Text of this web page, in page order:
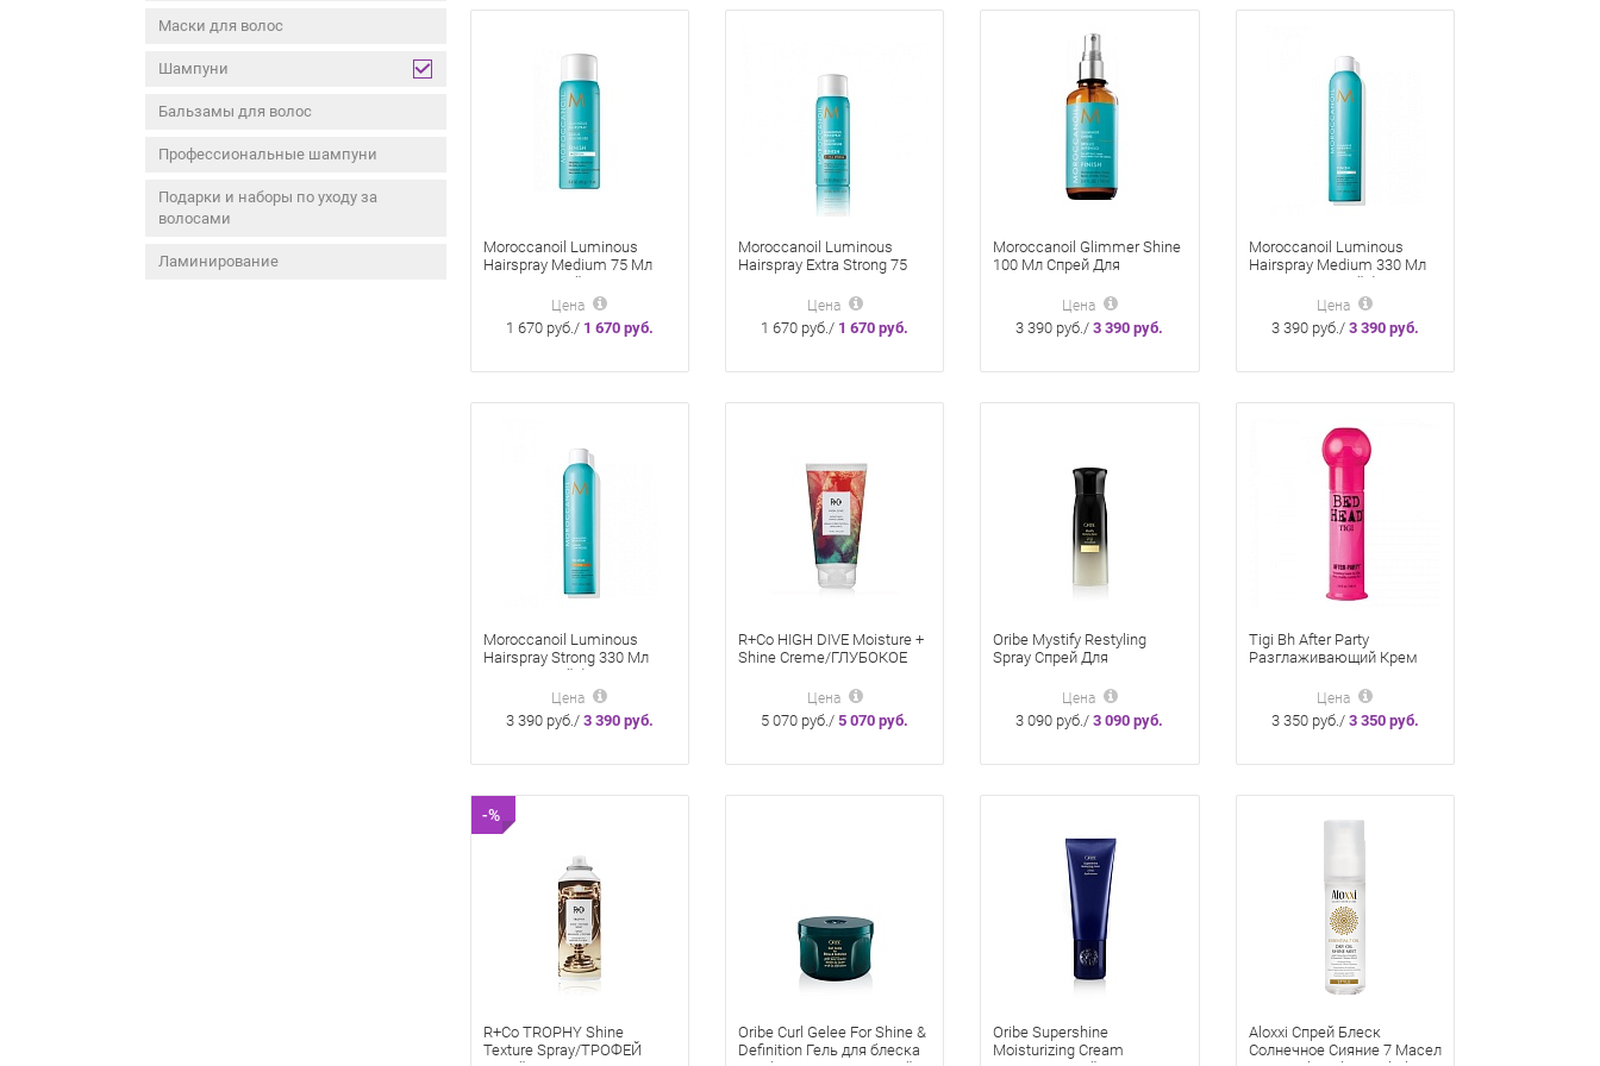
Маски для волос
Шампуни
Бальзамы для волос
Профессиональные шампуни
Подарки и наборы по уходу за
волосами
Ламинирование
Moroccanoil Luminous
Hairspray Medium 75 Мл
Лак Сияющий Для Волос
Эласт. Фиксации
Цена
1 670 руб./ 1 670 руб.
Moroccanoil Luminous
Hairspray Extra Strong 75
Цена
1 670 руб./ 1 670 руб.
Moroccanoil Glimmer Shine
100 Мл Спрей Для
Мерцающего Блеска
Цена
3 390 руб./3 390 руб.
Moroccanoil Luminous
Hairspray Medium 330 Мл
Лак Эластичной Фиксации
Цена
3 390 руб./ 3 390 руб.
Moroccanoil Luminous
Hairspray Strong 330 Мл
Лак Сильной Фиксации
Цена
3 390 руб./ 3 390 руб.
R+Co HIGH DIVE Moisture +
Shine Сreme/ГЛУБОКОЕ
увлажняющий крем для
блеска 147 мл
Цена
5 070 руб./5 070 руб.
Oribe Mystify Restyling
Spray Спрей Для
Цена
3 090 руб./3 090 руб.
Tigi Bh After Party
Разглаживающий Крем
Свежести Волосам 100 Мл
Цена
3 350 руб./ 3 350 руб.
-%
R+Co TROPHY Shine
Texture Spray/ТРОФЕЙ
Oribe Curl Gelee For Shine &
Definition Гель для блеска
Oribe Supershine
Moisturizing Cream
Aloxxi Спрей Блеск
Солнечное Сияние 7 Масел